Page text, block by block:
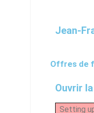
Jean-
Offres de
Ouvrir
Setting